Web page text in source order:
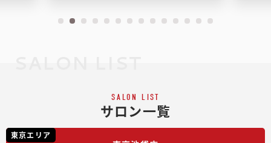
SALON LIST
サロン一覧
東京エリア